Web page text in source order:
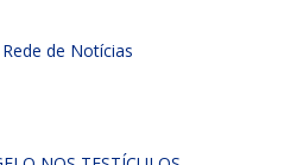
de Notícias